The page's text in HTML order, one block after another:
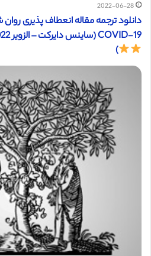
2022-06-28
دانلود ترجمه مقاله انعطاف پذیری
COVID-19 (ساینس دایرکت – الزویر 2022) (ترجمه ویژه – طلایی
)